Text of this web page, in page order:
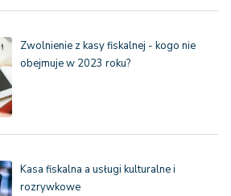
Zwolnienie z kasy fiskalnej - kogo nie
obejmuje w 2023 roku?
Kasa fiskalna a usługi kulturalne i
rozrywkowe